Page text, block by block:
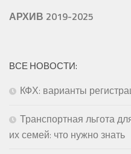
АРХИВ 2019-2025
ВСЕ НОВОСТИ:
КФХ: варианты
Транспортная льгота
их семей: что нужно знать